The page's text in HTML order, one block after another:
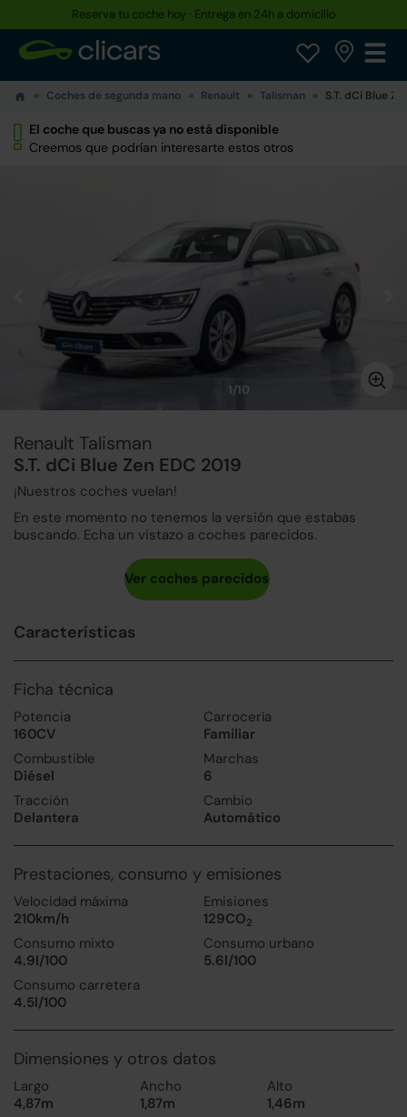
Reserva tu coche hoy · Entrega en 24h a domicilio
Coches de segunda mano Renault Talisman S.T. dCi Blue
El coche que buscas ya no está disponible
Creemos que podrían interesarte estos otros
1/10
Renault Talisman
S.T. dCi Blue Zen EDC 2019
¡Nuestros coches vuelan!
En este momento no tenemos la versión que estabas
buscando. Echa un vistazo a coches parecidos.
Características
Ficha técnica
Potencia
160CV
Carrocería
Familiar
Combustible
Diésel
Marchas
6
Tracción
Delantera
Cambio
Automático
Prestaciones, consumo y emisiones
Velocidad máxima
210km/h
Emisiones
129CO2
Consumo mixto
4.9l/100
Consumo urbano
5.6l/100
Consumo carretera
4.5l/100
Dimensiones y otros datos
Largo
4,87m
Ancho
1,87m
Alto
1,46m